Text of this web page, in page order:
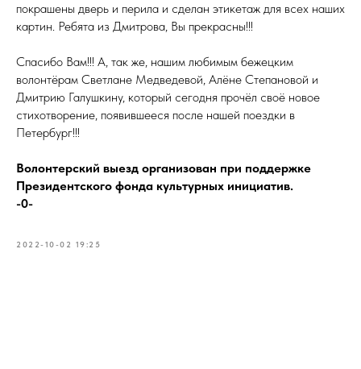
покрашены дверь и перила и сделан этикетаж для всех наших
картин. Ребята из Дмитрова, Вы прекрасны!!!
Спасибо Вам!!! А, так же, нашим любимым бежецким
волонтёрам Светлане Медведевой, Алёне Степановой и
Дмитрию Галушкину, который сегодня прочёл своё новое
стихотворение, появившееся после нашей поездки в
Петербург!!!
Волонтерский выезд организован при поддержке
Президентского фонда культурных инициатив.
-0-
2022-10-02 19:25